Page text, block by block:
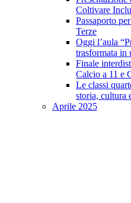
Coltivare
Passaporto
Terze
Oggi l’aula
trasformata in
Finale
Calcio a 11 e
Le classi
storia, cultura
Aprile 2025